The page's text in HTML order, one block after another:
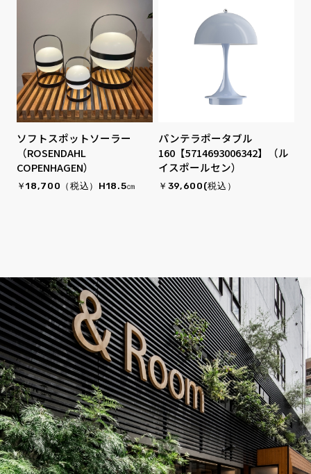
ソフトスポットソーラー
（ROSENDAHL
COPENHAGEN）
￥18,700（税込）H18.5㎝
パンテラポータブル
160【5714693006342】（ル
イスポールセン）
￥39,600(税込）